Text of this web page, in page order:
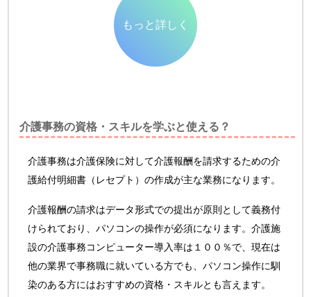
もっと詳しく
介護事務の資格・スキルを学ぶと使える？
介護事務は介護保険に対して介護報酬を請求するための介
護給付明細書（レセプト）の作成が主な業務になります。
介護報酬の請求はデータ形式での提出が原則として義務付
けられており、パソコンの操作が必須になります。介護施
設の介護事務コンピューター導入率は１００％で、現在は
他の業界で事務職に就いている方でも、パソコン操作に馴
染のある方にはおすすめの資格・スキルとも言えます。